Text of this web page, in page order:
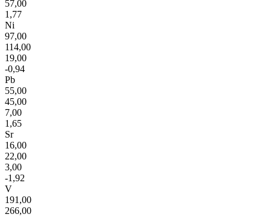
57,00
1,77
Ni
97,00
114,00
19,00
-0,94
Pb
55,00
45,00
7,00
1,65
Sr
16,00
22,00
3,00
-1,92
V
191,00
266,00